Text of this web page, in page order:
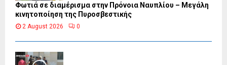
Φωτιά σε διαμέρισμα στην Πρόνοια Ναυπλίου – Μεγάλη
κινητοποίηση της Πυροσβεστικής
2 August 2026 0